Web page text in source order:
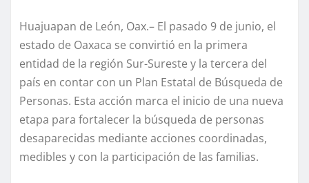
Huajuapan de León, Oax.– El pasado 9 de junio, el
estado de Oaxaca se convirtió en la primera
entidad de la región Sur-Sureste y la tercera del
país en contar con un Plan Estatal de Búsqueda de
Personas. Esta acción marca el inicio de una nueva
etapa para fortalecer la búsqueda de personas
desaparecidas mediante acciones coordinadas,
medibles y con la participación de las familias.